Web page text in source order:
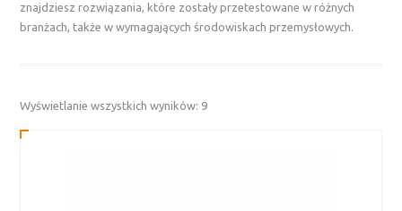
znajdziesz rozwiązania, które zostały przetestowane w różnych
branżach, także w wymagających środowiskach przemysłowych.
Wyświetlanie wszystkich wyników: 9Posortowane